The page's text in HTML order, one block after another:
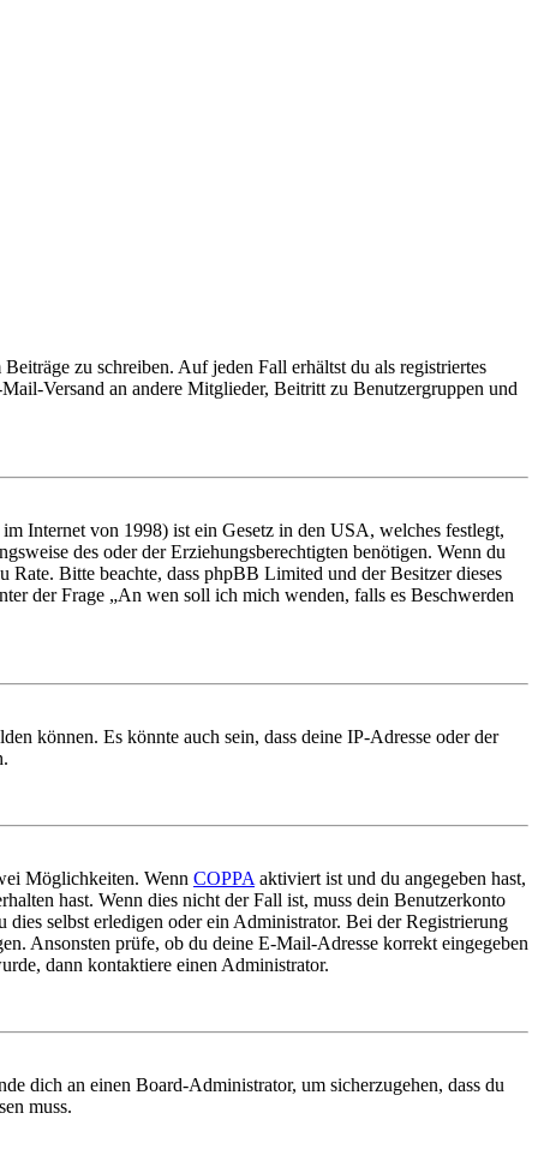
zu schreiben. Auf jeden Fall erhältst du als registriertes
Versand an andere Mitglieder, Beitritt zu Benutzergruppen und
Internet von 1998) ist ein Gesetz in den USA, welches festlegt,
des oder der Erziehungsberechtigten benötigen. Wenn du
Bitte beachte, dass phpBB Limited und der Besitzer dieses
der Frage „An wen soll ich mich wenden, falls es Beschwerden
können. Es könnte auch sein, dass deine IP-Adresse oder der
Möglichkeiten. Wenn COPPA aktiviert ist und du angegeben hast,
hast. Wenn dies nicht der Fall ist, muss dein Benutzerkonto
selbst erledigen oder ein Administrator. Bei der Registrierung
Ansonsten prüfe, ob du deine E-Mail-Adresse korrekt eingegeben
dann kontaktiere einen Administrator.
dich an einen Board-Administrator, um sicherzugehen, dass du
muss.